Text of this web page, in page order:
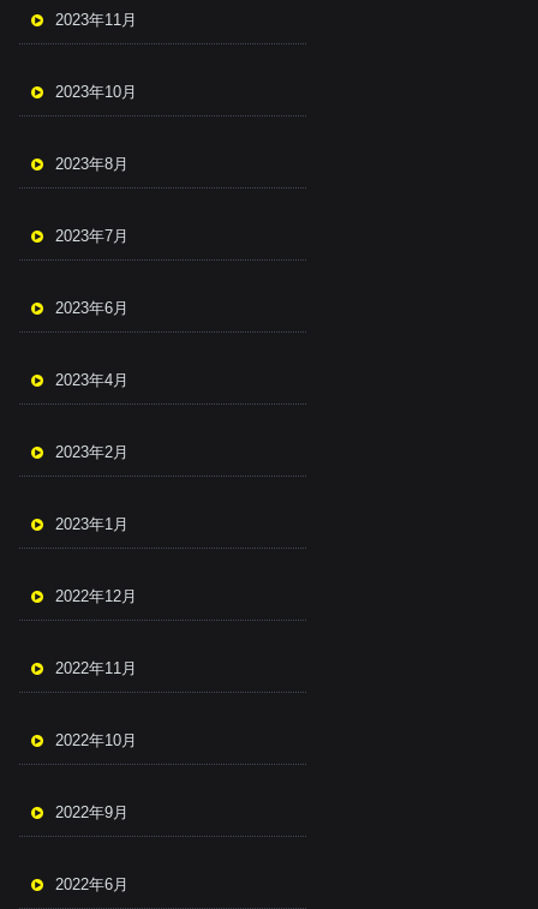
2023年11月
2023年10月
2023年8月
2023年7月
2023年6月
2023年4月
2023年2月
2023年1月
2022年12月
2022年11月
2022年10月
2022年9月
2022年6月